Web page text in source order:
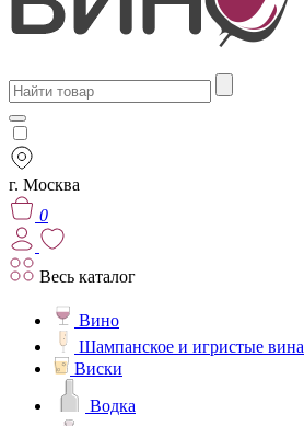
г. Москва
0
Весь каталог
Вино
Шампанское и игристые вина
Виски
Водка